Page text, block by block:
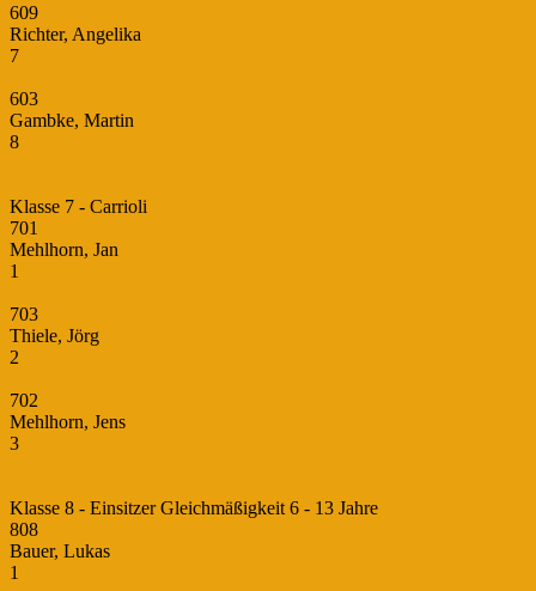
609
Richter, Angelika
7
603
Gambke, Martin
8
Klasse 7 - Carrioli
701
Mehlhorn, Jan
1
703
Thiele, Jörg
2
702
Mehlhorn, Jens
3
Klasse 8 - Einsitzer Gleichmäßigkeit 6 - 13 Jahre
808
Bauer, Lukas
1